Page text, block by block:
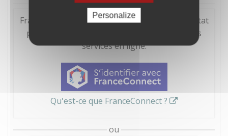
Personalize
FranceConnect est la solution proposée par l'Etat
pour sécuriser et simplifier la connexion à vos
services en ligne.
Qu'est-ce que FranceConnect ?
ou